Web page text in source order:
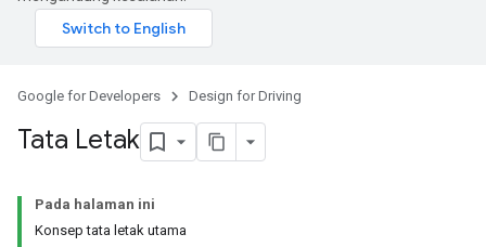
Google for Developers Design for Driving
Tata Letak
Pada halaman ini
Konsep tata letak utama